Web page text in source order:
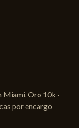
Miami. Oro 10k ·
por encargo,